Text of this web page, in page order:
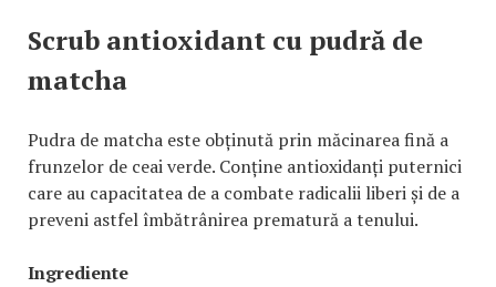
Scrub antioxidant cu pudră de
matcha
Pudra de matcha este obținută prin măcinarea fină a
frunzelor de ceai verde. Conține antioxidanți puternici
care au capacitatea de a combate radicalii liberi și de a
preveni astfel îmbătrânirea prematură a tenului.
Ingrediente